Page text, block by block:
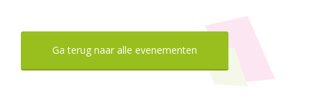
Ga terug naar alle evenementen